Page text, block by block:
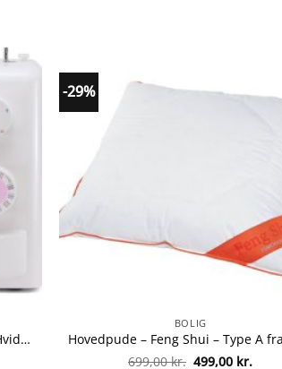
Singer symaskine – Simple 3223 – Hvid fra singer 374318838724
-29%
BOLIG
699,00kr. Den
499,00 kr.